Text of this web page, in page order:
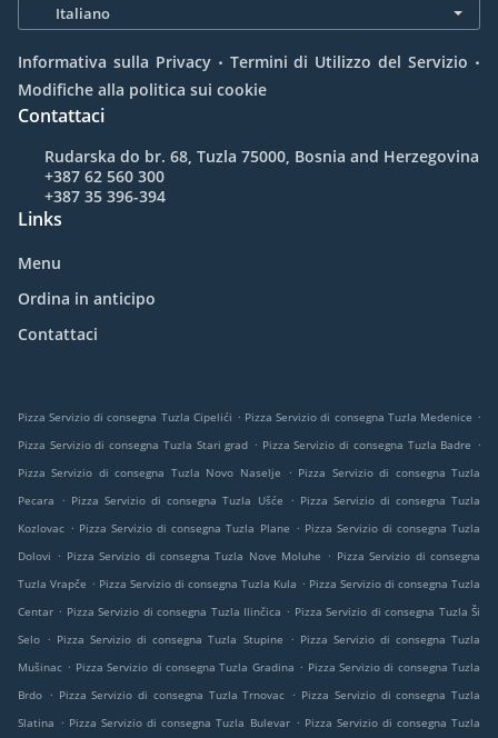
Informativa sulla Privacy . Termini di Utilizzo del Servizio .
Modifiche alla politica sui cookie
Contattaci
Rudarska do br. 68, Tuzla 75000, Bosnia and Herzegovina
+387 62 560 300
+387 35 396-394
Links
Menu
Ordina in anticipo
Contattaci
Pizza Servizio di consegna Tuzla Cipelići . Pizza Servizio di consegna Tuzla Medenice .
Pizza Servizio di consegna Tuzla Stari grad . Pizza Servizio di consegna Tuzla Badre .
Pizza Servizio di consegna Tuzla Novo Naselje
. Pizza Servizio di consegna Tuzla
Pecara
. Pizza Servizio di consegna Tuzla Ušće . Pizza Servizio di consegna Tuzla
Kozlovac . Pizza Servizio di consegna Tuzla Plane . Pizza Servizio di consegna Tuzla
Dolovi . Pizza Servizio di consegna Tuzla Nove Moluhe . Pizza Servizio di consegna
Tuzla Vrapče . Pizza Servizio di consegna Tuzla Kula . Pizza Servizio di consegna Tuzla
Centar . Pizza Servizio di consegna Tuzla Ilinčica . Pizza Servizio di consegna Tuzla Ši
Selo . Pizza Servizio di consegna Tuzla Stupine . Pizza Servizio di consegna Tuzla
Mušinac . Pizza Servizio di consegna Tuzla Gradina . Pizza Servizio di consegna Tuzla
Brdo . Pizza Servizio di consegna Tuzla Trnovac . Pizza Servizio di consegna Tuzla
Slatina . Pizza Servizio di consegna Tuzla Bulevar . Pizza Servizio di consegna Tuzla